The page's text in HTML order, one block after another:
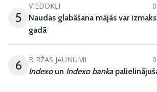
5
VIEDOKĻI
Naudas glabāšana mājās var
gadā
6 BIRŽAS JAUNUMI
Indexoun Indexo banka